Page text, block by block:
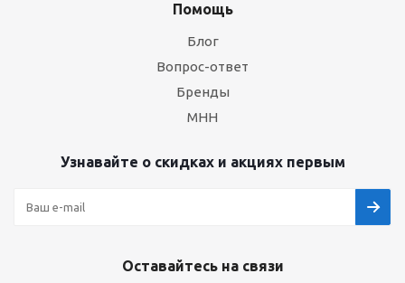
Помощь
Блог
Вопрос-ответ
Бренды
МНН
Узнавайте о скидках и акциях первым
Оставайтесь на связи